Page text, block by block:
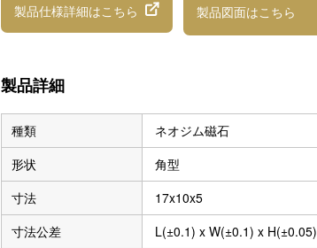
製品仕様詳細はこちら 製品図面はこちら
製品詳細
種類
ネオジム磁石
形状
角型
寸法
17x10x5
寸法公差
L(±0.1) x W(±0.1) x H(±0.05)